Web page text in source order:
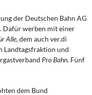
der Deutschen Bahn AG
Dafür werben mit einer
Alle, dem auch ver.di
Landtagsfraktion und
Pro Bahn. Fünf
dem Bund